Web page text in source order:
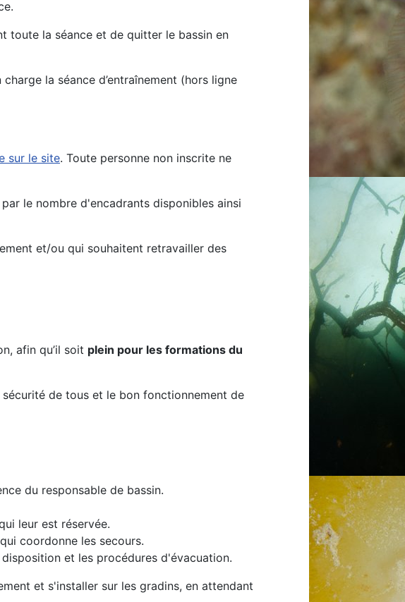
toute la séance et de quitter le bassin en
la séance d’entraînement (hors ligne
sur le site. Toute personne non inscrite ne
le nombre d'encadrants disponibles ainsi
et/ou qui souhaitent retravailler des
afin qu’il soit plein pour les formations du
de tous et le bon fonctionnement de
du responsable de bassin.
leur est réservée.
coordonne les secours.
et les procédures d'évacuation.
et s'installer sur les gradins, en attendant